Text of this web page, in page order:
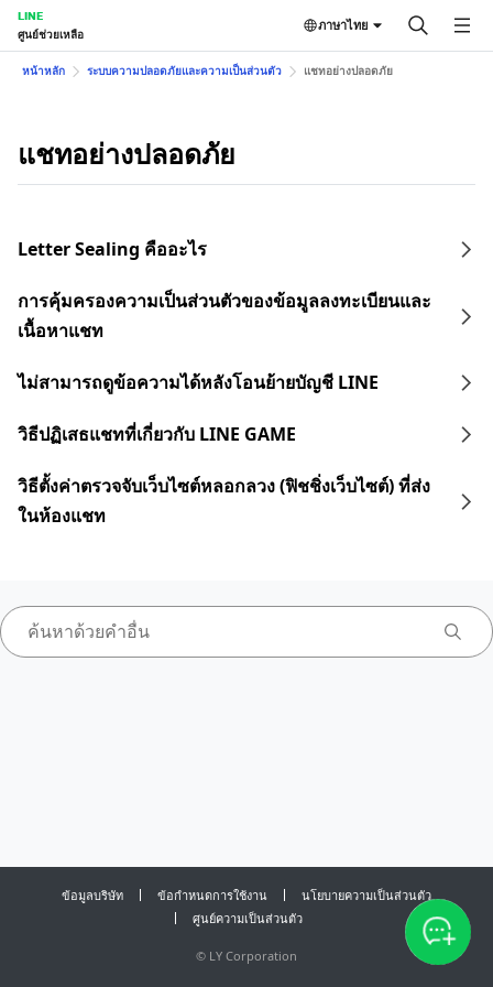
LINE
ศูนย์ช่วยเหลือ
ภาษาไทย
หน้าหลัก ระบบความปลอดภัยและความเป็นส่วนตัว แชทอย่างปลอดภัย
แชทอย่างปลอดภัย
Letter Sealing คืออะไร
การคุ้มครองความเป็นส่วนตัวของข้อมูลลงทะเบียนและ
เนื้อหาแชท
ไม่สามารถดูข้อความได้หลังโอนย้ายบัญชี LINE
วิธีปฏิเสธแชทที่เกี่ยวกับ LINE GAME
วิธีตั้งค่าตรวจจับเว็บไซต์หลอกลวง (ฟิชชิ่งเว็บไซต์) ที่ส่ง
ในห้องแชท
ข้อมูลบริษัท ข้อกำหนดการใช้งาน
นโยบายความเป็นส่วนตัว
ศูนย์ความเป็นส่วนตัว
© LY Corporation